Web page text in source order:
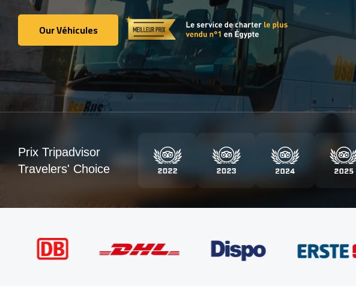
Our Véhicules
Our Véhicules
Prix Tripadvisor
Travelers' Choice